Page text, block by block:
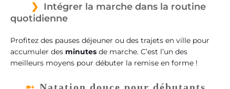
Intégrer la marche dans la routine
quotidienne
Profitez des pauses déjeuner ou des trajets en ville pour
accumuler des minutes de marche. C’est l’un des
meilleurs moyens pour débuter la remise en forme !